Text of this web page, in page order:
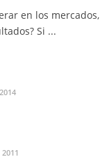
en los mercados,
Si ...